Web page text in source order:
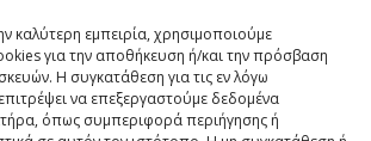
καλύτερη εμπειρία, χρησιμοποιούμε
για την αποθήκευση ή/και την πρόσβαση
Η συγκατάθεση για τις εν λόγω
να επεξεργαστούμε δεδομένα
όπως συμπεριφορά περιήγησης ή